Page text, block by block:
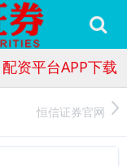
配资平台APP下载
恒信证券官网